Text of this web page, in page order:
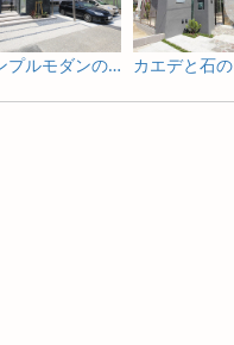
シンプルモダンの門まわりの照明演出